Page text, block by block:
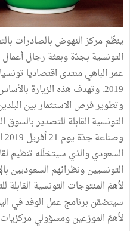
ينظّم مركز النهوض بالصادرات
التونسية بجدّة وبعثة رجال
2019. وتهدف هذه الزيارة
وتطوير فرص الاستثمار بين
التونسية القابلة للتصدير
السعودي والذي سيتخلّله تنظيم
التونسيين ونظرائهم
لأهمّ المنتوجات التونسية
سيتضمّن برنامج عمل الوفد في
لأهمّ الموزعين ومسؤولي